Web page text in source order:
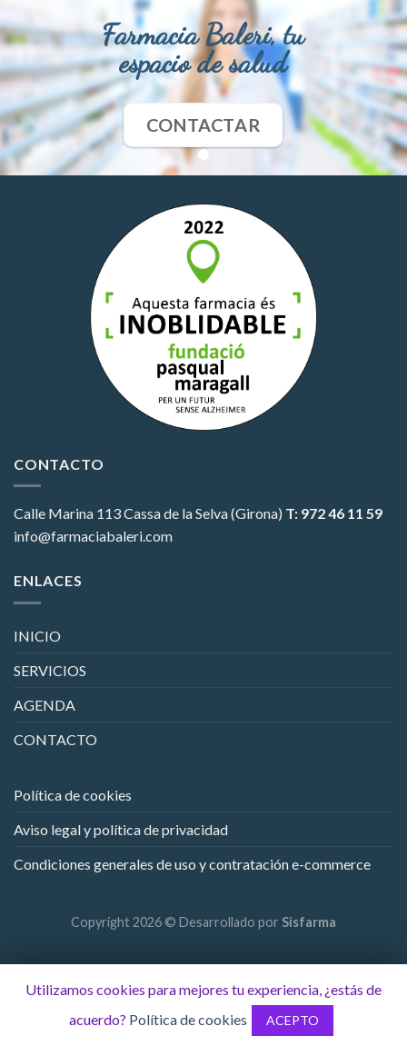
Farmacia Baleri, tu
espacio de salud
CONTACTAR
CONTACTO
Calle Marina 113Cassa de la Selva (Girona) T: 972 46 11 59
info@farmaciabaleri.com
ENLACES
INICIO
SERVICIOS
AGENDA
CONTACTO
Política de cookies
Aviso legal y política de privacidad
Condiciones generales de uso y contratación e-commerce
Copyright 2026 © Desarrollado por Sisfarma
Utilizamos cookies para mejores tu experiencia, ¿estás de
acuerdo? Política de cookies ACEPTO